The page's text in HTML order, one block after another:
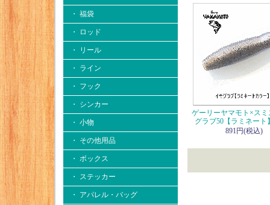
・ 福袋
・ ロッド
・ リール
・ ライン
・ フック
・ シンカー
・ 小物
・ その他用品
・ ボックス
・ ステッカー
・ アパレル・バッグ
ゲーリーヤマモト×ス
グラブ50【ラミネート
891円(税込)